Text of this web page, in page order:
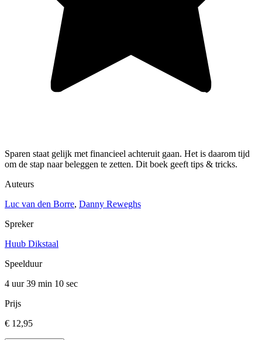
Sparen staat gelijk met financieel achteruit gaan. Het is daarom tijd
om de stap naar beleggen te zetten. Dit boek geeft tips & tricks.
Auteurs
Luc van den Borre, Danny Reweghs
Spreker
Huub Dikstaal
Speelduur
4 uur 39 min 10 sec
Prijs
€ 12,95